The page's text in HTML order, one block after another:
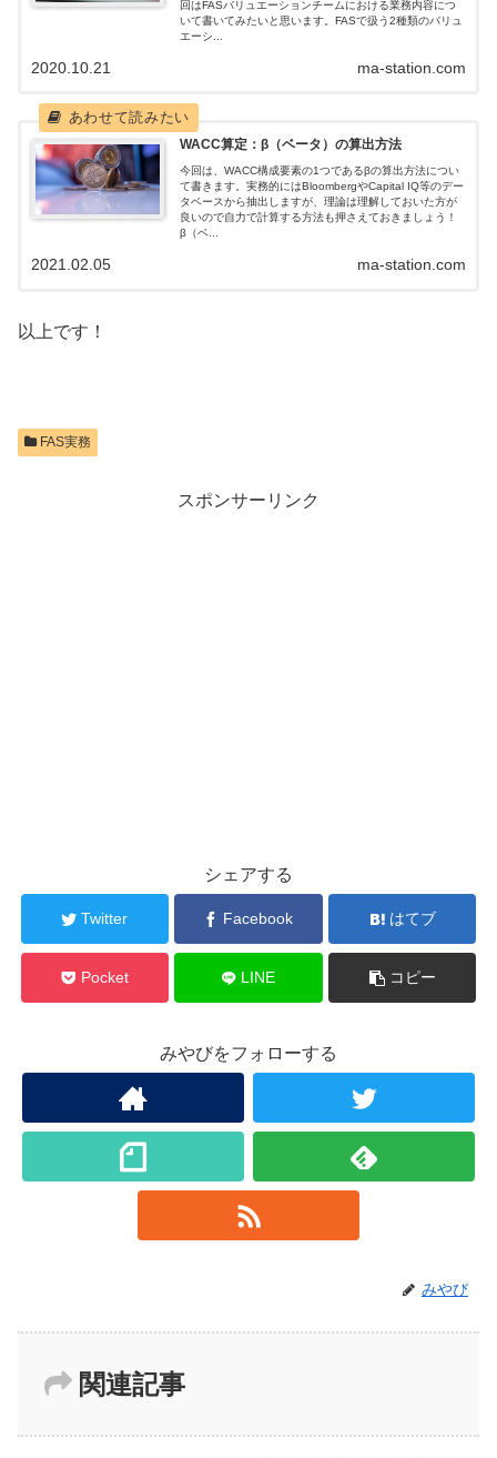
回はFASバリュエーションチームにおける業務内容につ
いて書いてみたいと思います。FASで扱う2種類のバリュ
エーシ...
ma-station.com
2020.10.21
WACC算定：β（ベータ）の算出方法
今回は、WACC構成要素の1つであるβの算出方法につい
て書きます。実務的にはBloombergやCapital IQ等のデー
タベースから抽出しますが、理論は理解しておいた方が
良いので自力で計算する方法も押さえておきましょう！
β（ベ...
ma-station.com
2021.02.05
以上です！
FAS実務
スポンサーリンク
シェアする
Twitter Facebook はてブ
Pocket LINE コピー
みやびをフォローする
みやび
関連記事